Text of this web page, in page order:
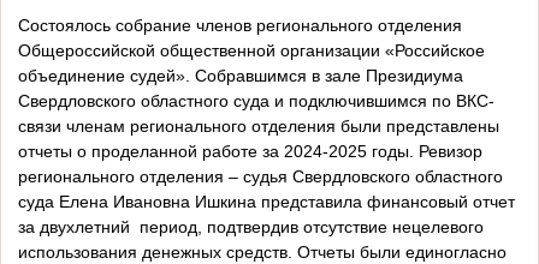
Состоялось собрание членов регионального отделения
Общероссийской общественной организации «Российское
объединение судей». Собравшимся в зале Президиума
Свердловского областного суда и подключившимся по ВКС-
связи членам регионального отделения были представлены
отчеты о проделанной работе за 2024-2025 годы. Ревизор
регионального отделения – судья Свердловского областного
суда Елена Ивановна Ишкина представила финансовый отчет
за двухлетний период, подтвердив отсутствие нецелевого
использования денежных средств. Отчеты были единогласно